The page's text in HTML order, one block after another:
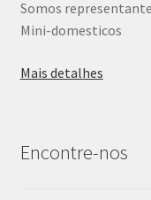
Somos
Mini-domesticos
Mais detalhes
Encontre-nos